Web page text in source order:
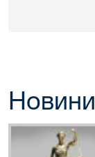
Новини